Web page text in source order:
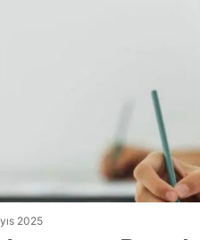
2025